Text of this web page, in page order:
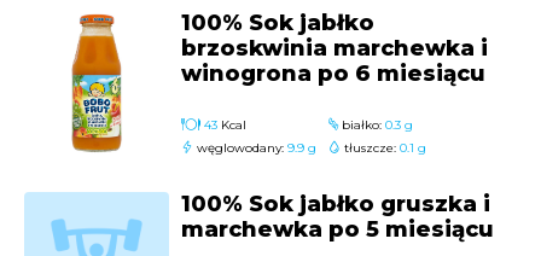
100% Sok jabłko
brzoskwinia marchewka i
winogrona po 6 miesiącu
43 Kcal
węglowodany: 9.9 g
białko: 0.3 g
tłuszcze: 0.1 g
100% Sok jabłko gruszka i
marchewka po 5 miesiącu